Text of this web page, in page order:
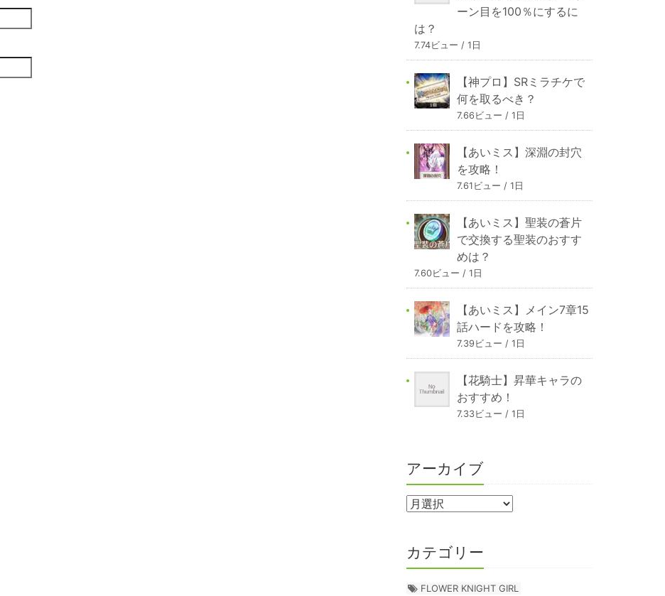
ーン目を100％にするに
は？
7.74ビュー / 1日
【神プロ】SRミラチケで
何を取るべき？
7.66ビュー / 1日
【あいミス】深淵の封穴
を攻略！
7.61ビュー / 1日
【あいミス】聖装の蒼片
で交換する聖装のおすす
めは？
7.60ビュー / 1日
【あいミス】メイン7章15
話ハードを攻略！
7.39ビュー / 1日
【花騎士】昇華キャラの
おすすめ！
7.33ビュー / 1日
アーカイブ
カテゴリー
FLOWER KNIGHT GIRL